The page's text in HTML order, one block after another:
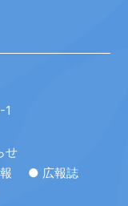
1
せ
● 広報誌